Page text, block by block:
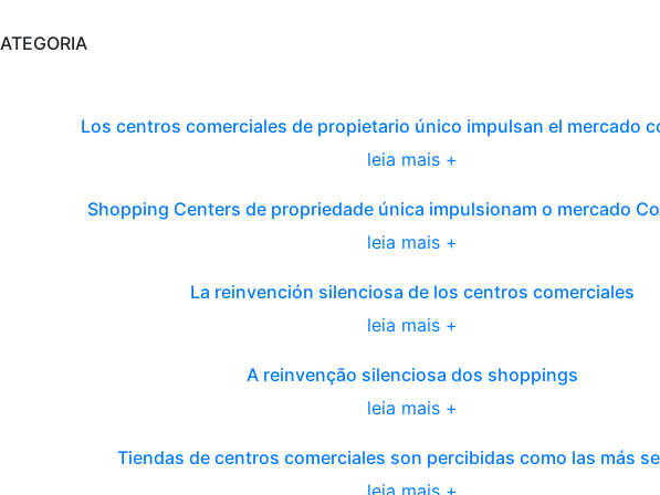
Los centros comerciales de propietario único impulsan el mercado
leia mais +
Shopping Centers de propriedade única impulsionam o mercado
leia mais +
La reinvención silenciosa de los centros comerciales
leia mais +
A reinvenção silenciosa dos shoppings
leia mais +
Tiendas de centros comerciales son percibidas como las más
leia mais +